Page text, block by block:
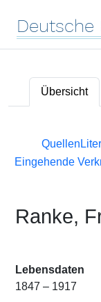
Deutsche
Übersicht
Quellen
Eingehende
Ranke,
Lebensdaten
1847 – 1917